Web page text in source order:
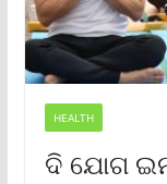
HEALTH
ଦି ଯୋଗ